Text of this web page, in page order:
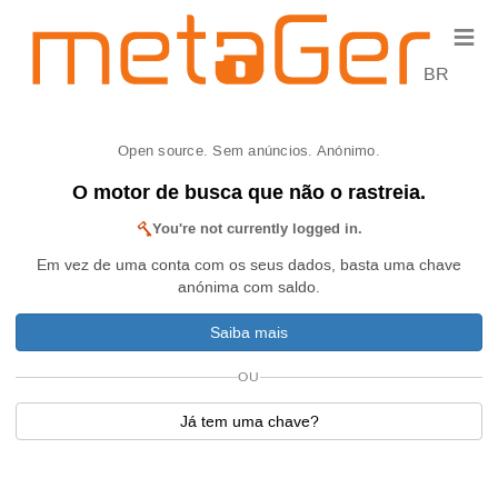
BR
Open source. Sem anúncios. Anónimo.
O motor de busca que não o rastreia.
You're not currently logged in.
Em vez de uma conta com os seus dados, basta uma chave
anónima com saldo.
Saiba mais
OU
Já tem uma chave?
≡